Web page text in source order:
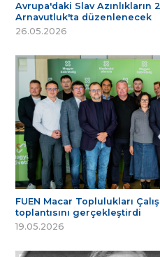
Avrupa'daki Slav
Arnavutluk'ta düzenlenecek
26.05.2026
FUEN Macar Toplulukları
toplantısını gerçekleştirdi
19.05.2026